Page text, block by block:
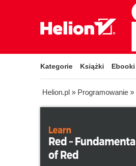
Kategorie Książki Ebooki
Helion.pl » Programowanie »